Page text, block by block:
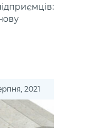
2021